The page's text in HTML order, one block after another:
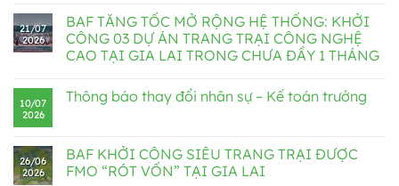
21/07
2026
BAF TĂNG TỐC MỞ RỘNG HỆ THỐNG: KHỞI
CÔNG 03 DỰ ÁN TRANG TRẠI CÔNG NGHỆ
CAO TẠI GIA LAI TRONG CHƯA ĐẦY 1 THÁNG
10/07
2026
Thông báo thay đổi nhân sự – Kế toán trưởng
26/06
2026
BAF KHỞI CÔNG SIÊU TRANG TRẠI ĐƯỢC
FMO “RÓT VỐN” TẠI GIA LAI